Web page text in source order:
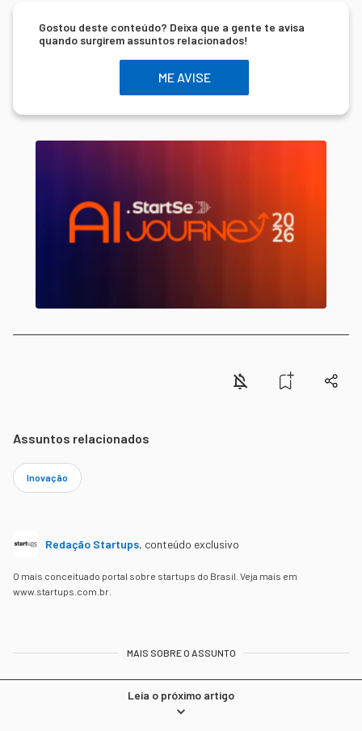
Gostou deste conteúdo? Deixa que a gente te avisa
quando surgirem assuntos relacionados!
ME AVISE
Assuntos relacionados
Inovação
Redação Startups, conteúdo exclusivo
O mais conceituado portal sobre startups do Brasil. Veja mais em
www.startups.com.br.
MAIS SOBRE O ASSUNTO
Leia o próximo artigo